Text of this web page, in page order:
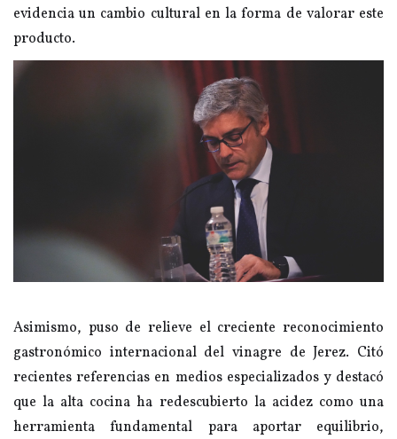
evidencia un cambio cultural en la forma de valorar este
producto.
Asimismo, puso de relieve el creciente reconocimiento
gastronómico internacional del vinagre de Jerez. Citó
recientes referencias en medios especializados y destacó
que la alta cocina ha redescubierto la acidez como una
herramienta fundamental para aportar equilibrio,